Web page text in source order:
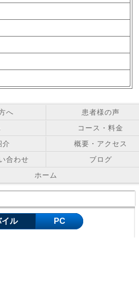
へ
患者様の声
コース・料金
介
概要・アクセス
合わせ
ブログ
ホーム
イル PC